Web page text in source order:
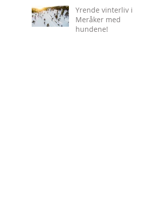
Yrende vinterliv i
Meråker med
hundene!